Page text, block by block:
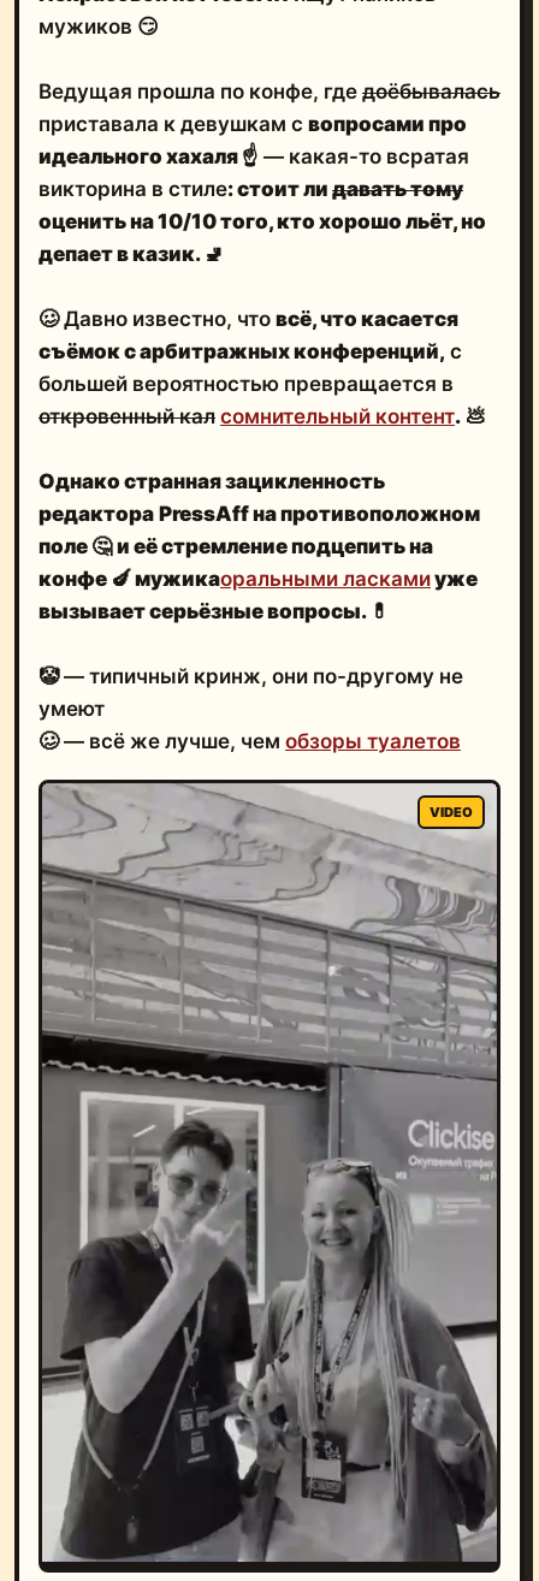
мужиков 😏
Ведущая прошла по конфе, где доёбывалась
приставала к девушкам с вопросами про
идеального хахаля ☝️ — какая-то всратая
викторина в стиле: стоит ли давать тому
оценить на 10/10 того,кто хорошо льёт, но
депает в казик. 🚽
🥴 Давно известно, что всё, что касается
съёмок с арбитражных конференций, с
большей вероятностью превращается в
откровенный кал сомнительный контент. 💩
Однако странная зацикленность
редактора PressAff на противоположном
поле 🤔 и её стремление подцепить на
конфе 🍆мужикаоральными ласкамиуже
вызывает серьёзные вопросы. 💊
🤡 — типичный кринж, они по-другому не
умеют
🥴 — всё же лучше, чем обзоры туалетов